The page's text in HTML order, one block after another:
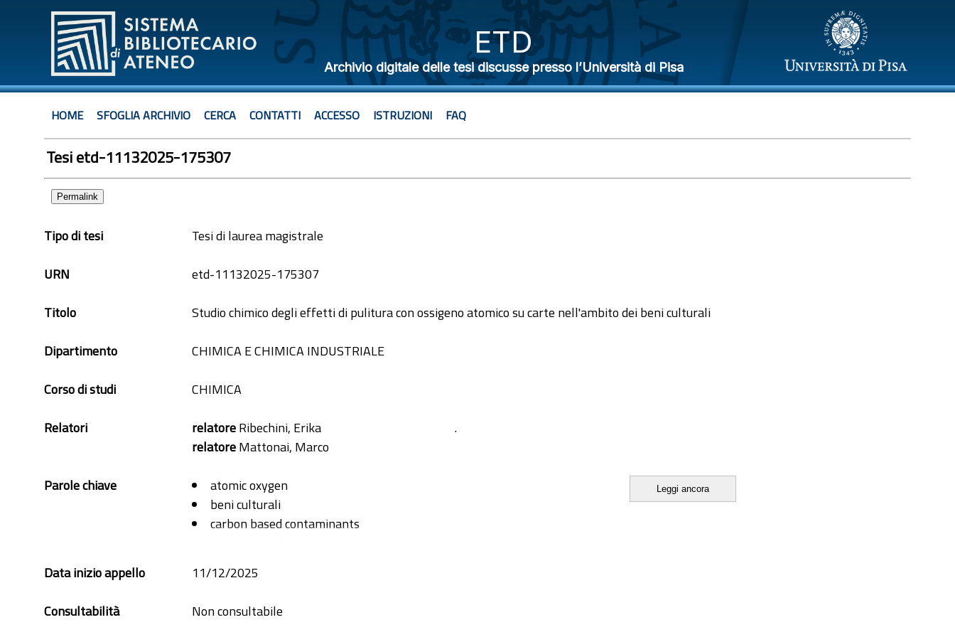
ETD
Archivio digitale delle tesi discusse presso l’Università di Pisa
HOME SFOGLIA ARCHIVIO CERCA CONTATTI ACCESSO ISTRUZIONI FAQ
Tesi etd-11132025-175307
Permalink
Tipo di tesi
Tesi di laurea magistrale
URN
etd-11132025-175307
Titolo
Studio chimico degli effetti di pulitura con ossigeno atomico su carte nell'ambito dei beni culturali
Dipartimento
CHIMICA E CHIMICA INDUSTRIALE
Corso di studi
CHIMICA
Relatori
.
relatoreRibechini, Erika
relatoreMattonai, Marco
Parole chiave
atomic oxygen
beni culturali
carbon based contaminants
cultural heritage
pulizia senza contatto
Leggi ancora
Data inizio appello
11/12/2025
Consultabilità
Non consultabile